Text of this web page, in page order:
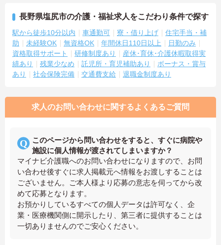
長野県塩尻市の介護・福祉求人をこだわり条件で探す
駅から徒歩10分以内 車通勤可 寮・借り上げ
住宅手当・補
助
未経験OK 無資格OK 年間休日110日以上
日勤のみ
資格取得サポート
研修制度あり
産休･育休･介護休暇取得実
績あり
残業少なめ 託児所・育児補助あり
ボーナス・賞与
あり
社会保険完備 交通費支給 退職金制度あり
求人のお問い合わせに関するよくあるご質問
このページから問い合わせをすると、すぐに病院や
施設に個人情報が渡されてしまいますか？
マイナビ介護職へのお問い合わせになりますので、お問
い合わせ後すぐに求人掲載元へ情報をお渡しすることは
ございません。ご本人様より応募の意志を伺ってから改
めて応募となります。
お預かりしているすべての個人データは許可なく、企
業・医療機関側に開示したり、第三者に提供することは
一切ありませんのでご安心ください。